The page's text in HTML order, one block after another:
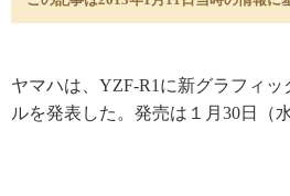
ヤマハは、YZF-R1に新グラフィッ
ルを発表した。発売は１月30日（